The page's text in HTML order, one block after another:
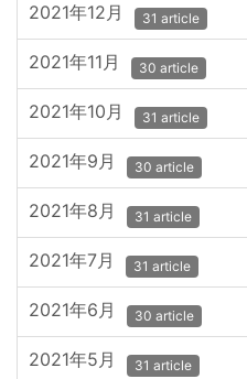
2021年12月 31 article
2021年11月 30 article
2021年10月 31 article
2021年9月 30 article
2021年8月 31 article
2021年7月 31 article
2021年6月 30 article
2021年5月 31 article